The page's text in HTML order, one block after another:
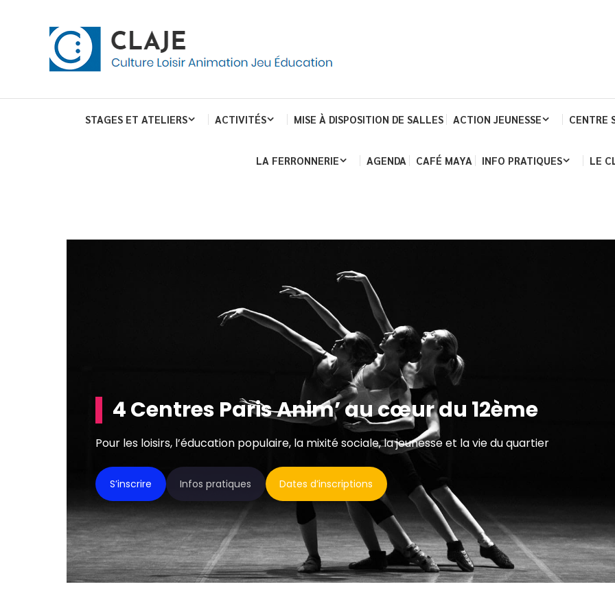
Claje
STAGES ET ATELIERS ACTIVITÉS MISE À DISPOSITION DE SALLES ACTION JEUNESSE CENTRE
LA FERRONNERIE AGENDA CAFÉ MAYA INFO PRATIQUES LE
4 Centres Paris Anim’ au cœur du 12ème
Pour les loisirs, l’éducation populaire, la mixité sociale, la jeunesse et la vie du quartier
S’inscrire Infos pratiques Dates d’inscriptions